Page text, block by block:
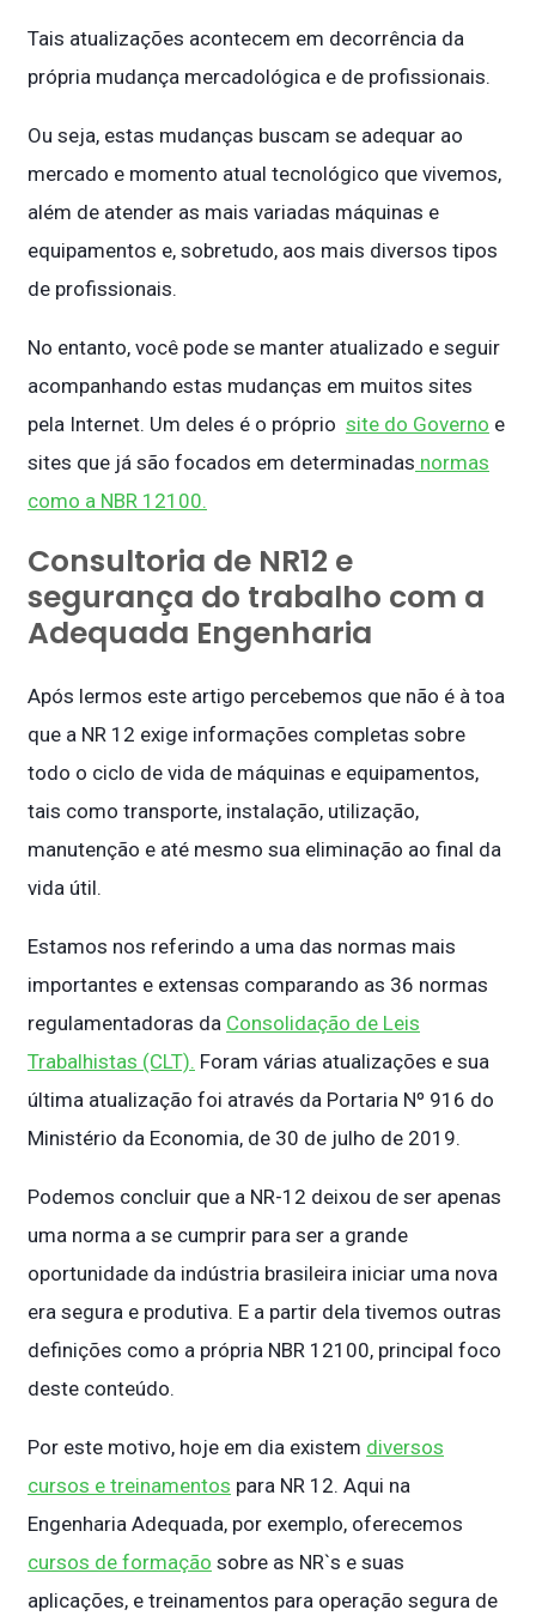
Tais atualizações acontecem em decorrência da
própria mudança mercadológica e de profissionais.
Ou seja, estas mudanças buscam se adequar ao
mercado e momento atual tecnológico que vivemos,
além de atender as mais variadas máquinas e
equipamentos e, sobretudo, aos mais diversos tipos
de profissionais.
No entanto, você pode se manter atualizado e seguir
acompanhando estas mudanças em muitos sites
pela Internet. Um deles é o próprio site do Governo e
sites que já são focados em determinadas normas
como a NBR 12100.
Consultoria de NR12 e
segurança do trabalho com a
Adequada Engenharia
Após lermos este artigo percebemos que não é à toa
que a NR 12 exige informações completas sobre
todo o ciclo de vida de máquinas e equipamentos,
tais como transporte, instalação, utilização,
manutenção e até mesmo sua eliminação ao final da
vida útil.
Estamos nos referindo a uma das normas mais
importantes e extensas comparando as 36 normas
regulamentadoras da Consolidação de Leis
Trabalhistas (CLT). Foram várias atualizações e sua
última atualização foi através da Portaria Nº 916 do
Ministério da Economia, de 30 de julho de 2019.
Podemos concluir que a NR-12 deixou de ser apenas
uma norma a se cumprir para ser a grande
oportunidade da indústria brasileira iniciar uma nova
era segura e produtiva. E a partir dela tivemos outras
definições como a própria NBR 12100, principal foco
deste conteúdo.
Por este motivo, hoje em dia existem diversos
cursos e treinamentos para NR 12. Aqui na
Engenharia Adequada, por exemplo, oferecemos
cursos de formação sobre as NR`s e suas
aplicações, e treinamentos para operação segura de